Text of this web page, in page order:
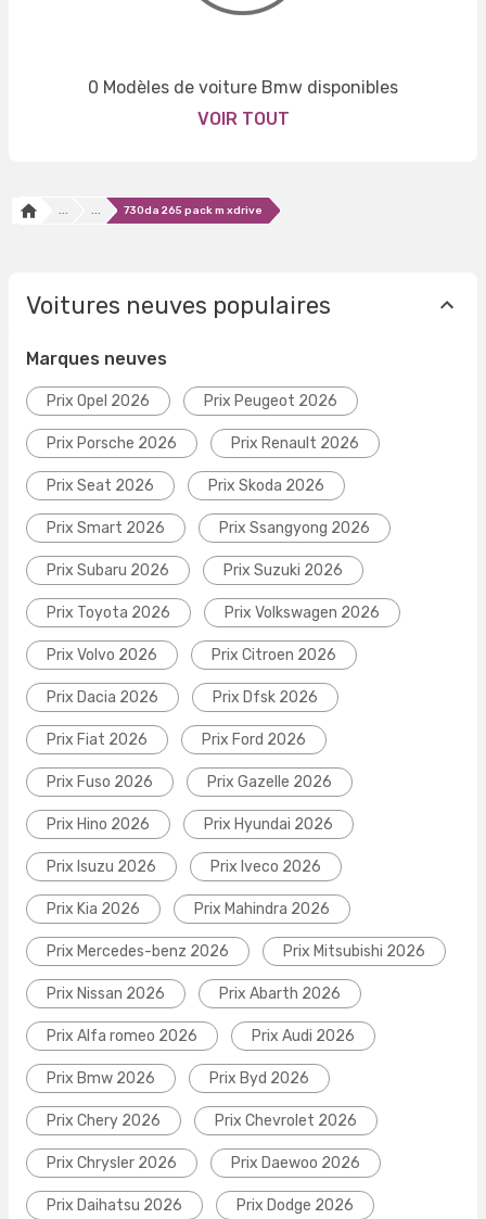
0 Modèles de voiture Bmw disponibles
VOIR TOUT
... ... 730da 265 pack m xdrive
Voitures neuves populaires
Marques neuves
Prix Opel 2026 Prix Peugeot 2026
Prix Porsche 2026 Prix Renault 2026
Prix Seat 2026 Prix Skoda 2026
Prix Smart 2026 Prix Ssangyong 2026
Prix Subaru 2026 Prix Suzuki 2026
Prix Toyota 2026 Prix Volkswagen 2026
Prix Volvo 2026 Prix Citroen 2026
Prix Dacia 2026 Prix Dfsk 2026
Prix Fiat 2026 Prix Ford 2026
Prix Fuso 2026 Prix Gazelle 2026
Prix Hino 2026 Prix Hyundai 2026
Prix Isuzu 2026 Prix Iveco 2026
Prix Kia 2026 Prix Mahindra 2026
Prix Mercedes-benz 2026 Prix Mitsubishi 2026
Prix Nissan 2026 Prix Abarth 2026
Prix Alfa romeo 2026 Prix Audi 2026
Prix Bmw 2026 Prix Byd 2026
Prix Chery 2026 Prix Chevrolet 2026
Prix Chrysler 2026 Prix Daewoo 2026
Prix Daihatsu 2026 Prix Dodge 2026